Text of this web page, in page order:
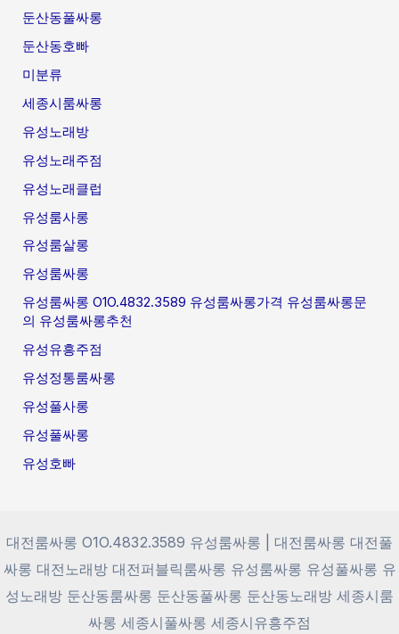
둔산동풀싸롱
둔산동호빠
미분류
세종시룸싸롱
유성노래방
유성노래주점
유성노래클럽
유성룸사롱
유성룸살롱
유성룸싸롱
유성룸싸롱 O1O.4832.3589 유성룸싸롱가격 유성룸싸롱문
의 유성룸싸롱추천
유성유흥주점
유성정통룸싸롱
유성풀사롱
유성풀싸롱
유성호빠
대전룸싸롱 O1O.4832.3589 유성룸싸롱 | 대전룸싸롱 대전풀
싸롱 대전노래방 대전퍼블릭룸싸롱 유성룸싸롱 유성풀싸롱 유
성노래방 둔산동룸싸롱 둔산동풀싸롱 둔산동노래방 세종시룸
싸롱 세종시풀싸롱 세종시유흥주점